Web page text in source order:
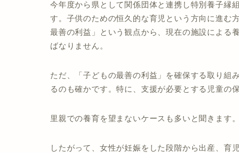
今年度から県として関係団体と連携し特別養子縁
す。子供のための恒久的な育児という方向に進む
最善の利益」という観点から、現在の施設による
ばなりません。
ただ、「子どもの最善の利益」を確保する取り組
るのも確かです。特に、支援が必要とする児童の
里親での養育を望まないケースも多いと聞きます。
したがって、女性が妊娠をした段階から出産、育